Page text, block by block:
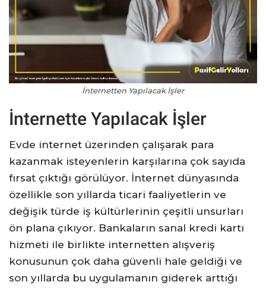
İnternetten Yapılacak İşler
İnternette Yapılacak İşler
Evde internet üzerinden çalışarak para
kazanmak isteyenlerin karşılarına çok sayıda
fırsat çıktığı görülüyor. İnternet dünyasında
özellikle son yıllarda ticari faaliyetlerin ve
değişik türde iş kültürlerinin çeşitli unsurları
ön plana çıkıyor. Bankaların sanal kredi kartı
hizmeti ile birlikte internetten alışveriş
konusunun çok daha güvenli hale geldiği ve
son yıllarda bu uygulamanın giderek arttığı